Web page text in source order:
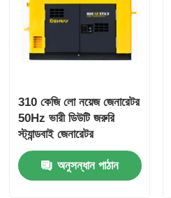
310 কেজি লো নয়েজ জেনারেটর
50Hz ভারী ডিউটি জরুরি
স্ট্যান্ডবাই জেনারেটর
অনুসন্ধান পাঠান